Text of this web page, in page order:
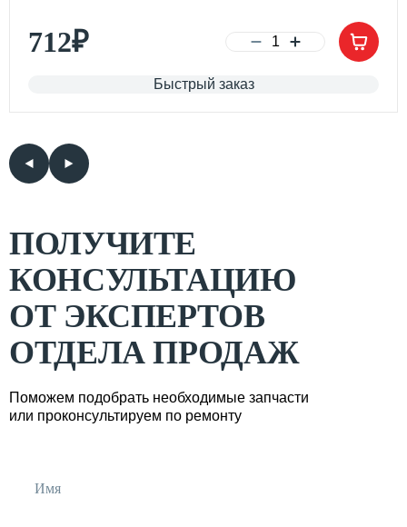
712₽
Быстрый заказ
ПОЛУЧИТЕ
КОНСУЛЬТАЦИЮ
ОТ ЭКСПЕРТОВ
ОТДЕЛА ПРОДАЖ
Поможем подобрать необходимые запчасти
или проконсультируем по ремонту